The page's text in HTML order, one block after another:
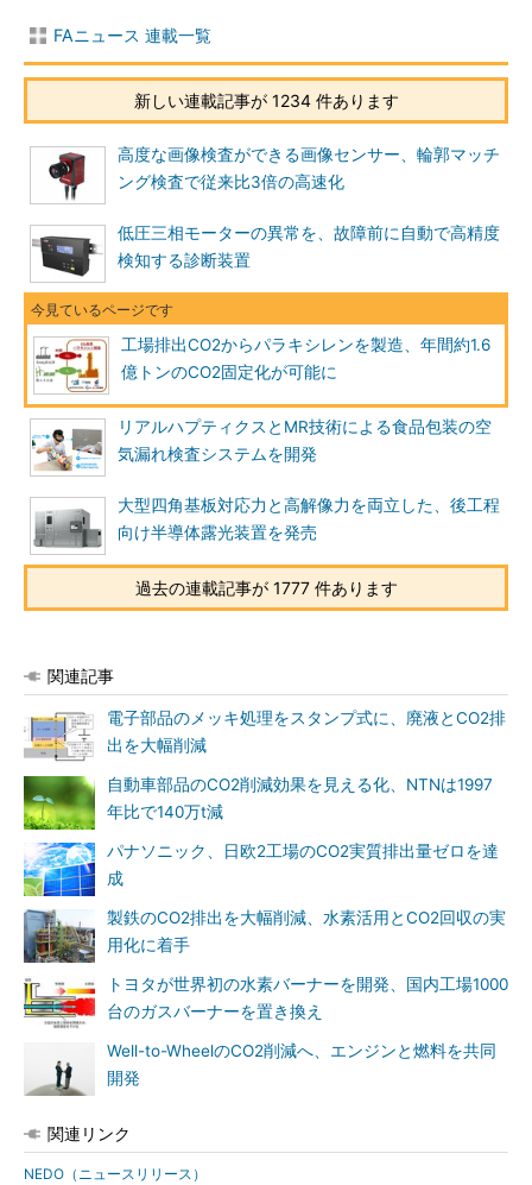
FAニュース 連載一覧
新しい連載記事が 1234 件あります
高度な画像検査ができる画像センサー、輪郭マッチ
ング検査で従来比3倍の高速化
低圧三相モーターの異常を、故障前に自動で高精度
検知する診断装置
工場排出CO2からパラキシレンを製造、年間約1.6
億トンのCO2固定化が可能に
リアルハプティクスとMR技術による食品包装の空
気漏れ検査システムを開発
大型四角基板対応力と高解像力を両立した、後工程
向け半導体露光装置を発売
過去の連載記事が 1777 件あります
関連記事
電子部品のメッキ処理をスタンプ式に、廃液とCO2排
出を大幅削減
自動車部品のCO2削減効果を見える化、NTNは1997
年比で140万t減
パナソニック、日欧2工場のCO2実質排出量ゼロを達
成
製鉄のCO2排出を大幅削減、水素活用とCO2回収の実
用化に着手
トヨタが世界初の水素バーナーを開発、国内工場1000
台のガスバーナーを置き換え
Well-to-WheelのCO2削減へ、エンジンと燃料を共同
開発
関連リンク
NEDO（ニュースリリース）